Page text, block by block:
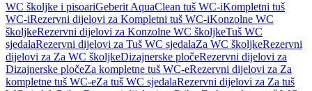
WC školjke i pisoariGeberit AquaClean tuš WC-iKompletni tuš
WC-iRezervni dijelovi za Kompletni tuš WC-iKonzolne WC
školjkeRezervni dijelovi za Konzolne WC školjkeTuš WC
sjedalaRezervni dijelovi za Tuš WC sjedalaZa WC školjkeRezervni
dijelovi za Za WC školjkeDizajnerske pločeRezervni dijelovi za
Dizajnerske pločeZa kompletne tuš WC-eRezervni dijelovi za Za
kompletne tuš WC-eZa tuš WC sjedalaRezervni dijelovi za Za tuš